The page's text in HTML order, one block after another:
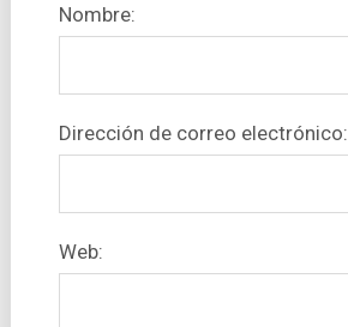
Nombre:
Dirección de correo electrónico:
Web: